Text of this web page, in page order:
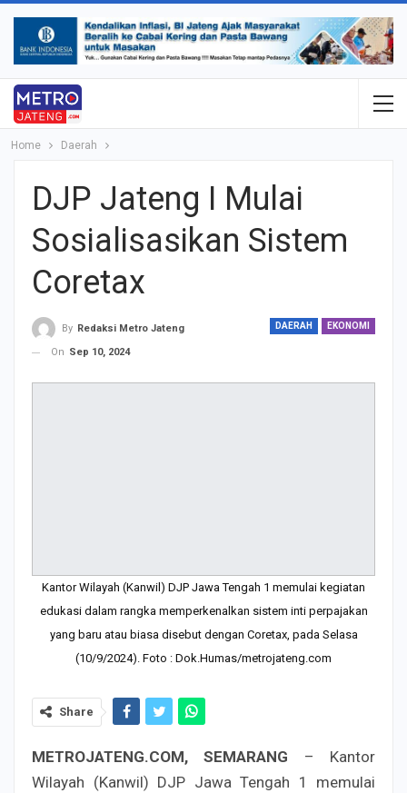
Home Daerah
DJP Jateng I Mulai
Sosialisasikan Sistem
Coretax
DAERAH EKONOMI
By Redaksi Metro Jateng
On Sep 10, 2024
Kantor Wilayah (Kanwil) DJP Jawa Tengah 1 memulai kegiatan
edukasi dalam rangka memperkenalkan sistem inti perpajakan
yang baru atau biasa disebut dengan Coretax, pada Selasa
(10/9/2024). Foto : Dok.Humas/metrojateng.com
Share
METROJATENG.COM, SEMARANG – Kantor
Wilayah (Kanwil) DJP Jawa Tengah 1 memulai